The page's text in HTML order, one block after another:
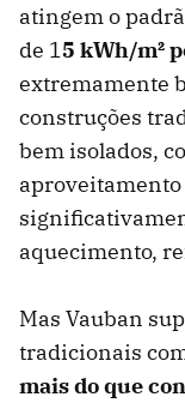
atingem o
de 15 kWh/m²
extremamente
construções
bem isolados,
aquecimento,
Mas Vauban
tradicionais
mais do que